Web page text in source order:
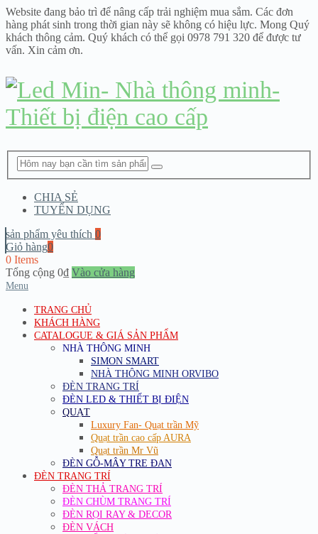
Website đang bảo trì để nâng cấp trải nghiệm mua sắm. Các đơn
hàng phát sinh trong thời gian này sẽ không có hiệu lực. Mong Quý
khách thông cảm. Quý khách có thể gọi 0978 791 320 để được tư
vấn. Xin cảm ơn.
CHIA SẺ
TUYỂN DỤNG
sản phẩm yêu thích 0
Giỏ hàng0
0 Items
Tổng cộng 0₫ Vào cửa hàng
Menu
TRANG CHỦ
KHÁCH HÀNG
CATALOGUE & GIÁ SẢN PHẨM
NHÀ THÔNG MINH
SIMON SMART
NHÀ THÔNG MINH ORVIBO
ĐÈN TRANG TRÍ
ĐÈN LED & THIẾT BỊ ĐIỆN
QUẠT
Luxury Fan- Quạt trần Mỹ
Quạt trần cao cấp AURA
Quạt trần Mr Vũ
ĐÈN GỖ-MÂY TRE ĐAN
ĐÈN TRANG TRÍ
ĐÈN THẢ TRANG TRÍ
ĐÈN CHÙM TRANG TRÍ
ĐÈN RỌI RAY & DECOR
ĐÈN VÁCH